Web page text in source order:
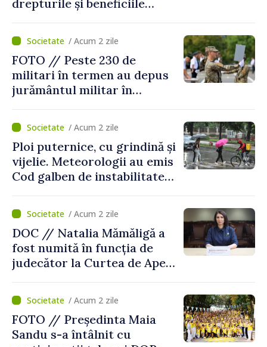
drepturile și beneficiile
/ Acum 2 zile
FOTO // Peste 230 de
militari în termen au depus
jurământul militar în
/ Acum 2 zile
Ploi puternice, cu grindină și
vijelie. Meteorologii au emis
Cod galben de instabilitate
/ Acum 2 zile
DOC // Natalia Mămăligă a
fost numită în funcția de
judecător la Curtea de Apel
/ Acum 2 zile
FOTO // Președinta Maia
Sandu s-a întâlnit cu